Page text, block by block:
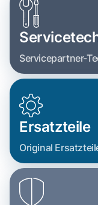
Servicepartner-
Ersatzteile
Original